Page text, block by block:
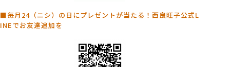
■毎月24（ニシ）の日にプレゼントが当たる！西良旺子公式L
INEでお友達追加を